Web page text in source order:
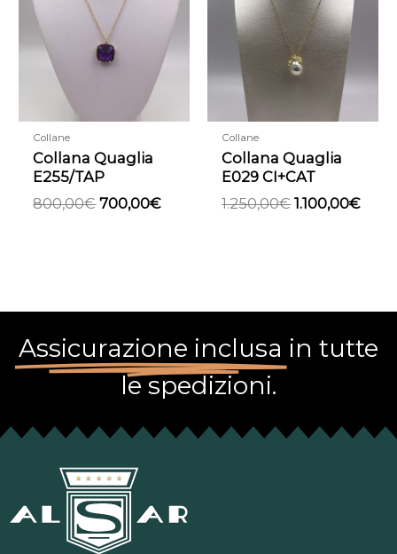
Collane
Collana Quaglia
E255/TAP
800,00€
era:
800,00€.
700,00€
Collane
Collana Quaglia
E029 CI+CAT
1.250,00€
era:
1.250,00€.
1.100,00€
Assicurazione inclusa in tutte
le spedizioni.